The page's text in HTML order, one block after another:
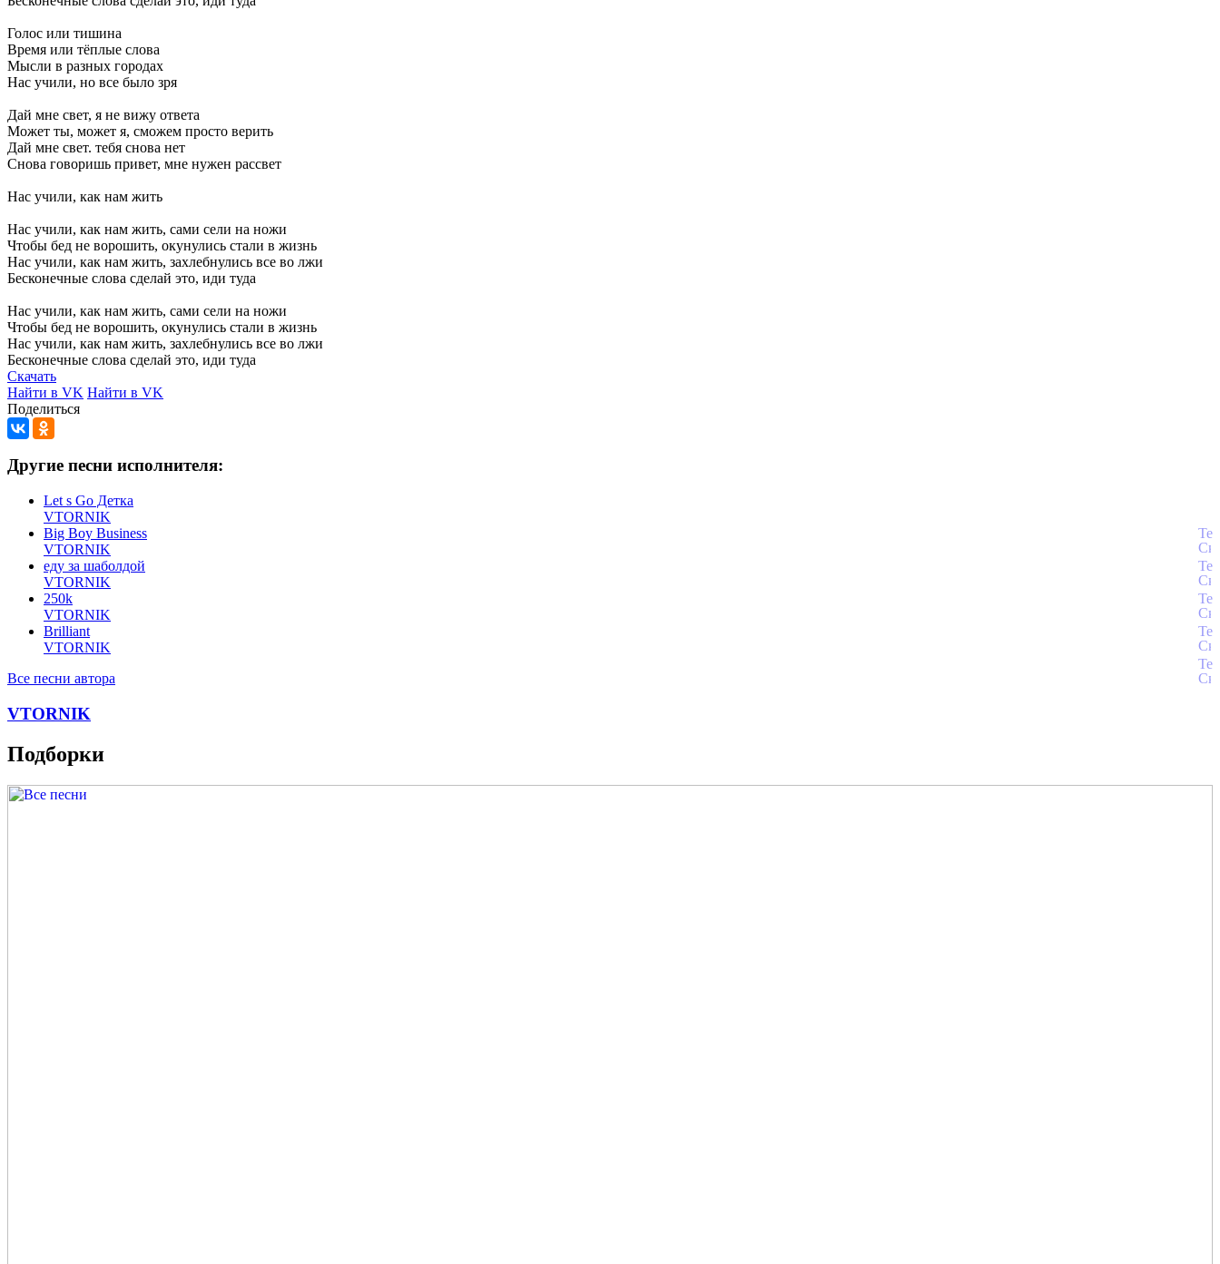
Голос или тишина
Время или тёплые слова
Мысли в разных городах
Нас учили, но все было зря
Дай мне свет, я не вижу ответа
Может ты, может я, сможем просто верить
Дай мне свет. тебя снова нет
Снова говоришь привет, мне нужен рассвет
Нас учили, как нам жить
Нас учили, как нам жить, сами сели на ножи
Чтобы бед не ворошить, окунулись стали в жизнь
Нас учили, как нам жить, захлебнулись все во лжи
Бесконечные слова сделай это, иди туда
Нас учили, как нам жить, сами сели на ножи
Чтобы бед не ворошить, окунулись стали в жизнь
Нас учили, как нам жить, захлебнулись все во лжи
Бесконечные слова сделай это, иди туда
Скачать
Найти в VK Найти в VK
Поделиться
Другие песни исполнителя:
Let s Go Детка
VTORNIK
Big Boy Business
VTORNIK
еду за шаболдой
VTORNIK
250k
VTORNIK
Brilliant
VTORNIK
Все песни автора
VTORNIK
Подборки